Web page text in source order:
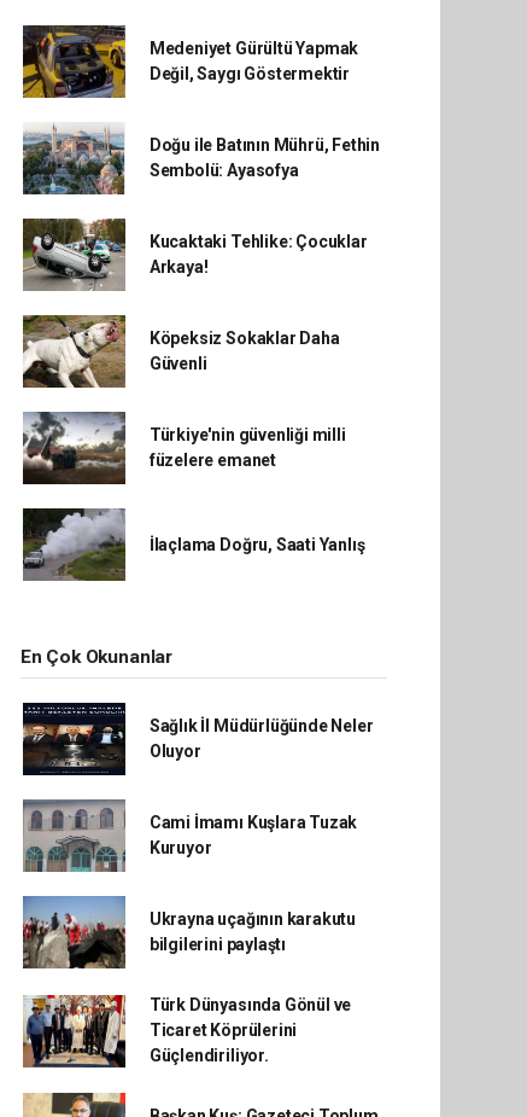
Medeniyet Gürültü Yapmak
Değil, Saygı Göstermektir
Doğu ile Batının Mührü, Fethin
Sembolü: Ayasofya
Kucaktaki Tehlike: Çocuklar
Arkaya!
Köpeksiz Sokaklar Daha
Güvenli
Türkiye'nin güvenliği milli
füzelere emanet
İlaçlama Doğru, Saati Yanlış
En Çok Okunanlar
Sağlık İl Müdürlüğünde Neler
Oluyor
Cami İmamı Kuşlara Tuzak
Kuruyor
Ukrayna uçağının karakutu
bilgilerini paylaştı
Türk Dünyasında Gönül ve
Ticaret Köprülerini
Güçlendiriliyor.